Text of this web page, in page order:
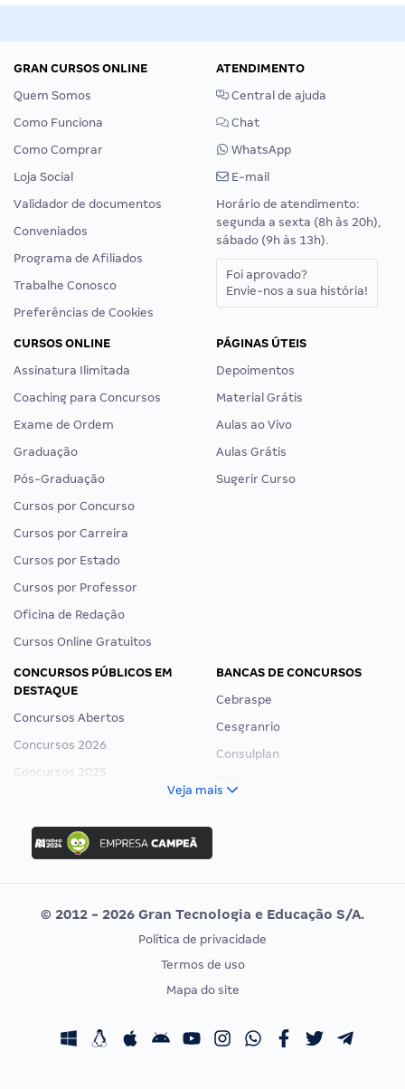
GRAN CURSOS ONLINE
Quem Somos
Como Funciona
Como Comprar
Loja Social
Validador de documentos
Conveniados
Programa de Afiliados
Trabalhe Conosco
Preferências de Cookies
ATENDIMENTO
Central de ajuda
Chat
WhatsApp
E-mail
Horário de atendimento:
segunda a sexta (8h às 20h),
sábado (9h às 13h).
Foi aprovado?
Envie-nos a sua história!
CURSOS ONLINE
Assinatura Ilimitada
Coaching para Concursos
Exame de Ordem
Graduação
Pós-Graduação
Cursos por Concurso
Cursos por Carreira
Cursos por Estado
Cursos por Professor
Oficina de Redação
Cursos Online Gratuitos
PÁGINAS ÚTEIS
Depoimentos
Material Grátis
Aulas ao Vivo
Aulas Grátis
Sugerir Curso
CONCURSOS PÚBLICOS EM
DESTAQUE
Concursos Abertos
Concursos 2026
Concursos 2025
Concurso Ibama
Concurso MPU
Editais publicados
BANCAS DE CONCURSOS
Cebraspe
Cesgranrio
Consulplan
Vunesp
CONCURSOS POR PROFISSÃO
Concursos Fiscais
EXAME DE ORDEM
Calendário OAB
Veja mais
© 2012 - 2026 Gran Tecnologia e Educação S/A.
Política de privacidade
Termos de uso
Mapa do site